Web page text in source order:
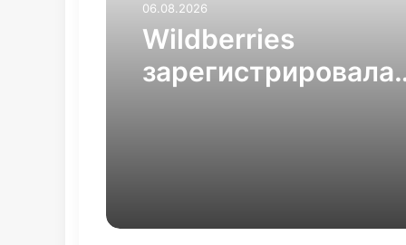
06.08.2026
Wildberries
зарегистрировала